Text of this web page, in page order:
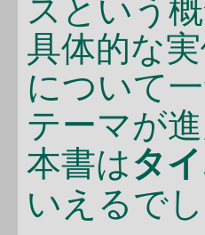
スという
具体的な
について
テーマが
本書はタ
いえるでし